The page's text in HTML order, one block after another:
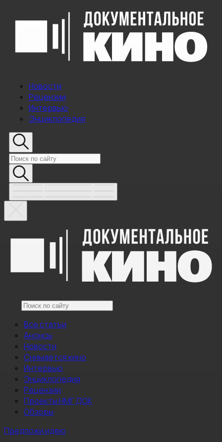
Новости
Рецензии
Интервью
Энциклопедия
Все статьи
Анонсы
Новости
Снимается кино
Интервью
Энциклопедия
Рецензии
Проекты НМГ ДОК
Обзоры
Предложи идею